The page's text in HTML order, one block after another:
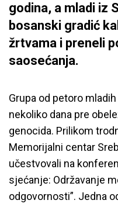
godina, a mladi iz
bosanski gradić
žrtvama i preneli
saosećanja.
Grupa od petoro
nekoliko dana pre
genocida. Prilikom
Memorijalni centar
učestvovali na
sjećanje: Održavanje
odgovornosti”. Jedna